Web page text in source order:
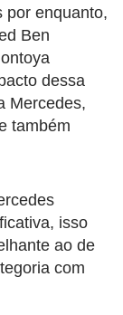
por enquanto,
Ben
dessa
Mercedes,
também
isso
ao de
com